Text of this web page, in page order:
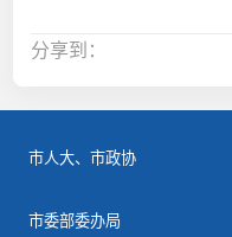
分享到：
市人大、市政协
市委部委办局